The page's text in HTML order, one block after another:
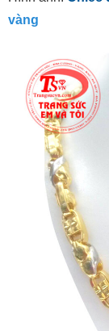
vàng